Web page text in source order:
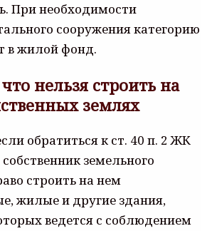
При необходимости
сооружения категорию
в жилой фонд.
нельзя строить на
землях
обратиться к ст. 40 п. 2 ЖК
земельного
строить на нем
жилые и другие здания,
ведется с соблюдением